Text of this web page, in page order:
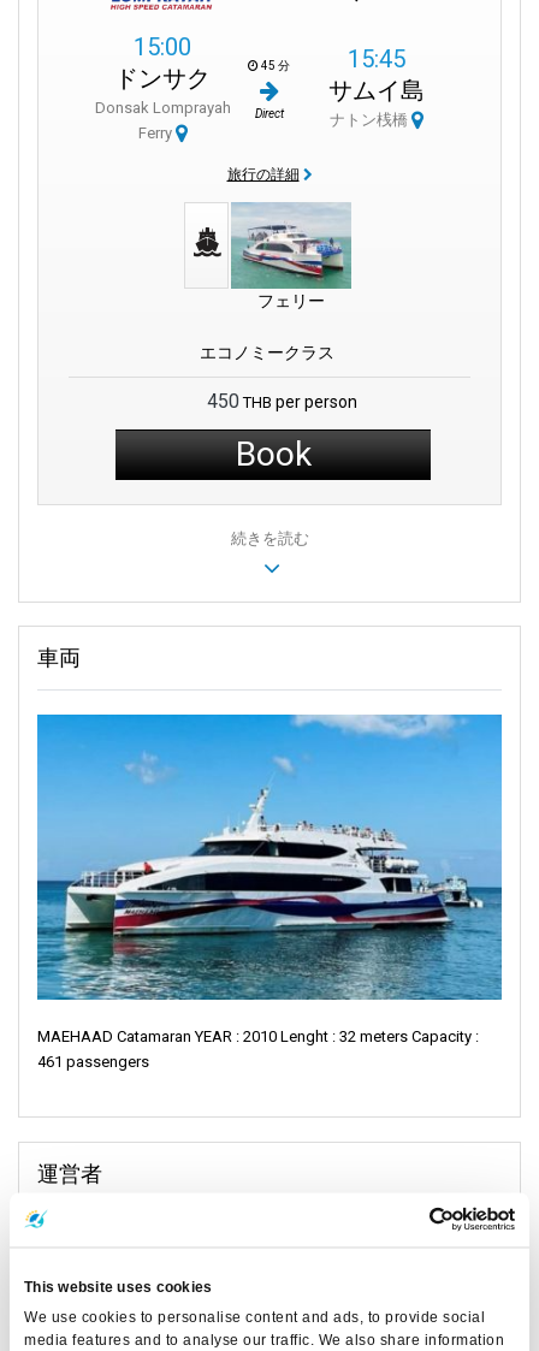
This website uses cookies
We use cookies to personalise content and ads, to provide social
media features and to analyse our traffic. We also share information
15:00
ドンサク
Donsak Lomprayah
Ferry
45 分
Direct
15:45
サムイ島
ナトン桟橋
旅行の詳細
フェリー
エコノミークラス
450 THB per person
Book
続きを読む
車両
MAEHAAD Catamaran YEAR : 2010 Lenght : 32 meters Capacity :
461 passengers
運営者